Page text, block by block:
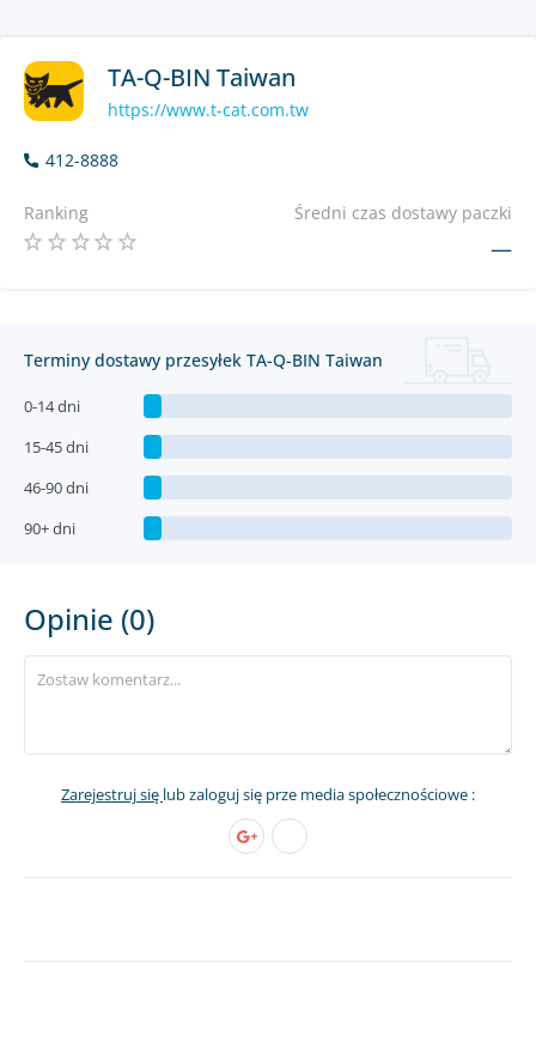
TA-Q-BIN Taiwan
https://www.t-cat.com.tw
412-8888
Ranking Średni czas dostawy paczki
—
Terminy dostawy przesyłek TA-Q-BIN Taiwan
0-14 dni
15-45 dni
46-90 dni
90+ dni
Opinie (0)
Zarejestruj się lub zaloguj się prze media społecznościowe :